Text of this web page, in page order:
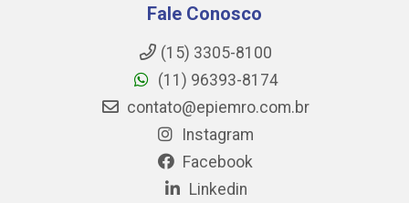
Fale Conosco
(15) 3305-8100
(11) 96393-8174
contato@epiemro.com.br
Instagram
Facebook
Linkedin